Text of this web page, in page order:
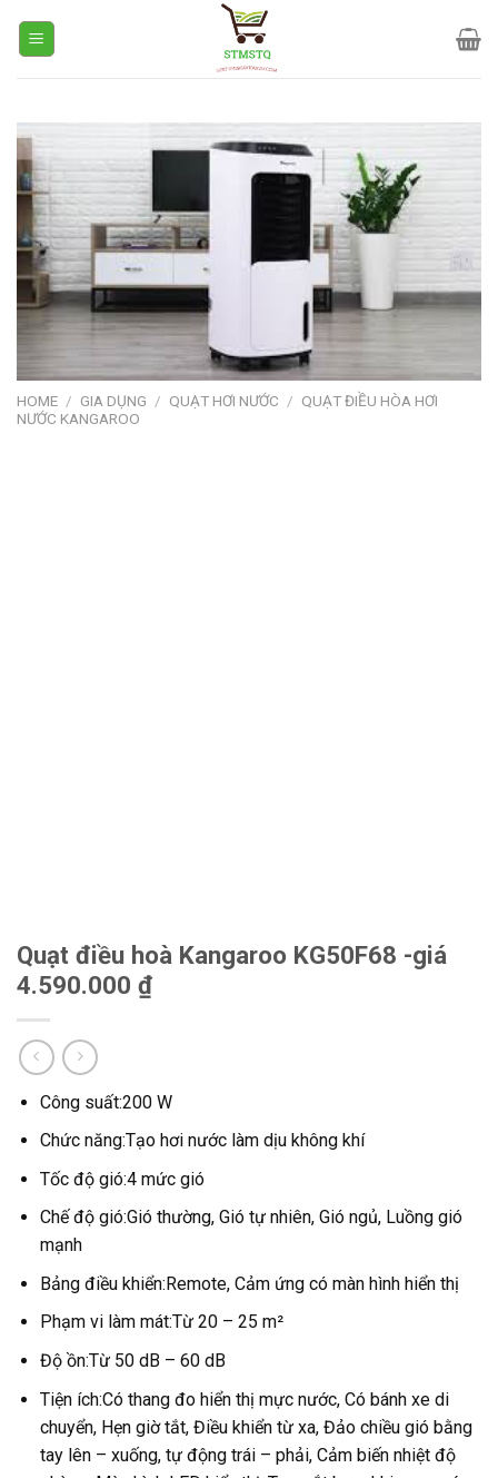
HOME / GIA DỤNG / QUẠT HƠI NƯỚC / QUẠT ĐIỀU HÒA HƠI
NƯỚC KANGAROO
Quạt điều hoà Kangaroo KG50F68 -giá
4.590.000 ₫
Công suất:200 W
Chức năng:Tạo hơi nước làm dịu không khí
Tốc độ gió:4 mức gió
Chế độ gió:Gió thường, Gió tự nhiên, Gió ngủ, Luồng gió
mạnh
Bảng điều khiển:Remote, Cảm ứng có màn hình hiển thị
Phạm vi làm mát:Từ 20 – 25 m²
Độ ồn:Từ 50 dB – 60 dB
Tiện ích:Có thang đo hiển thị mực nước, Có bánh xe di
chuyển, Hẹn giờ tắt, Điều khiển từ xa, Đảo chiều gió bằng
tay lên – xuống, tự động trái – phải, Cảm biến nhiệt độ